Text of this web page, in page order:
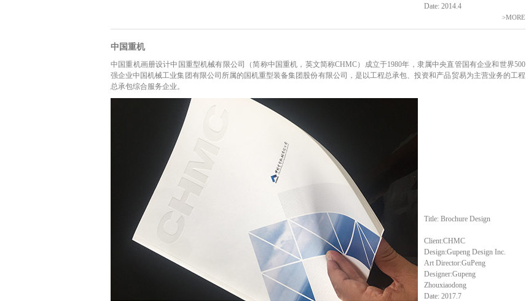
Date: 2014.4
>MORE
中国重机
中国重机画册设计中国重型机械有限公司（简称中国重机，英文简称CHMC）成立于1980年，隶属中央直管国有企业和世界500
强企业中国机械工业集团有限公司所属的国机重型装备集团股份有限公司，是以工程总承包、投资和产品贸易为主营业务的工程
总承包综合服务企业。
Title: Brochure Design
Client:CHMC
Design:Gupeng Design Inc.
Art Director:GuPeng
Designer:Gupeng
Zhouxiaodong
Date: 2017.7